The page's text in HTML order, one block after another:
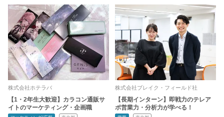
株式会社ホテラバ
【1・2年生大歓迎】カラコン通販サ
イトのマーケティング・企画職
株式会社ブレイク・フィールド社
【長期インターン】即戦力のテレア
ポ営業力・分析力が学べる！